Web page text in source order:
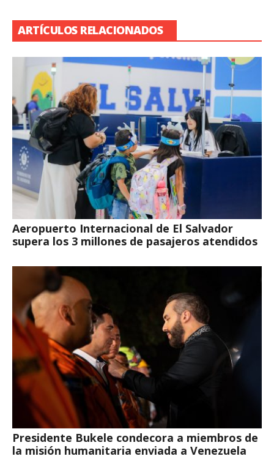
ARTÍCULOS RELACIONADOS
Aeropuerto Internacional de El Salvador
supera los 3 millones de pasajeros atendidos
Presidente Bukele condecora a miembros de
la misión humanitaria enviada a Venezuela